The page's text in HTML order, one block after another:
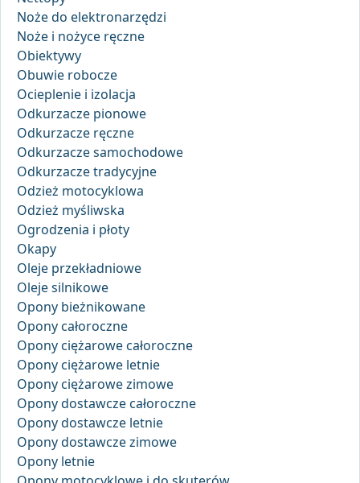
Noże do elektronarzędzi
Noże i nożyce ręczne
Obiektywy
Obuwie robocze
Ocieplenie i izolacja
Odkurzacze pionowe
Odkurzacze ręczne
Odkurzacze samochodowe
Odkurzacze tradycyjne
Odzież motocyklowa
Odzież myśliwska
Ogrodzenia i płoty
Okapy
Oleje przekładniowe
Oleje silnikowe
Opony bieżnikowane
Opony całoroczne
Opony ciężarowe całoroczne
Opony ciężarowe letnie
Opony ciężarowe zimowe
Opony dostawcze całoroczne
Opony dostawcze letnie
Opony dostawcze zimowe
Opony letnie